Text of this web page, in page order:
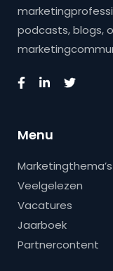
podcasts, blogs,
Menu
Marketingthema’s
Veelgelezen
Vacatures
Jaarboek
Partnercontent